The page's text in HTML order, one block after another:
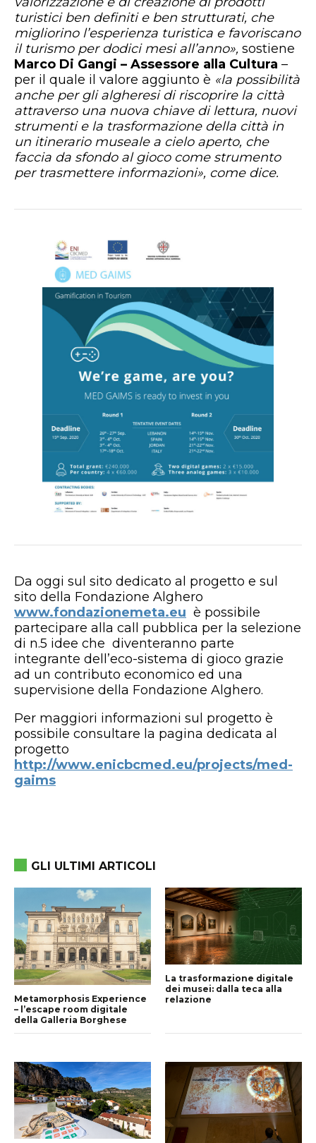
turistici ben definiti e ben strutturati, che
migliorino l’esperienza turistica e favoriscano
il turismo per dodici mesi all’anno», sostiene
Marco Di Gangi – Assessore alla Cultura –
per il quale il valore aggiunto è «la possibilità
anche per gli algheresi di riscoprire la città
attraverso una nuova chiave di lettura, nuovi
strumenti e la trasformazione della città in
un itinerario museale a cielo aperto, che
faccia da sfondo al gioco come strumento
per trasmettere informazioni», come dice.
Da oggi sul sito dedicato al progetto e sul
sito della Fondazione Alghero
www.fondazionemeta.eu è possibile
partecipare alla call pubblica per la selezione
di n.5 idee che diventeranno parte
integrante dell’eco-sistema di gioco grazie
ad un contributo economico ed una
supervisione della Fondazione Alghero.
Per maggiori informazioni sul progetto è
possibile consultare la pagina dedicata al
progetto
http://www.enicbcmed.eu/projects/med-
gaims
GLI ULTIMI ARTICOLI
Metamorphosis Experience
– l’escape room digitale
della Galleria Borghese
La trasformazione digitale
dei musei: dalla teca alla
relazione